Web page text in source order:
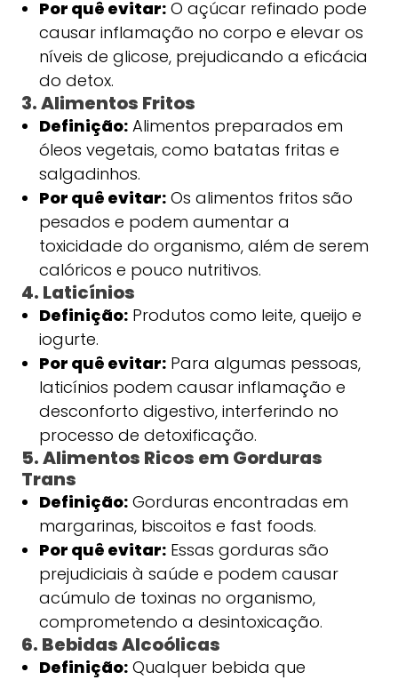
Por quê evitar:O açúcar refinado pode
causar inflamação no corpo e elevar os
níveis de glicose, prejudicando a eficácia
do detox.
3. Alimentos Fritos
Definição:Alimentos preparados em
óleos vegetais, como batatas fritas e
salgadinhos.
Por quê evitar:Os alimentos fritos são
pesados e podem aumentar a
toxicidade do organismo, além de serem
calóricos e pouco nutritivos.
4. Laticínios
Definição:Produtos como leite, queijo e
iogurte.
Por quê evitar:Para algumas pessoas,
laticínios podem causar inflamação e
desconforto digestivo, interferindo no
processo de detoxificação.
5. Alimentos Ricos em Gorduras
Trans
Definição:Gorduras encontradas em
margarinas, biscoitos e fast foods.
Por quê evitar:Essas gorduras são
prejudiciais à saúde e podem causar
acúmulo de toxinas no organismo,
comprometendo a desintoxicação.
6. Bebidas Alcoólicas
Definição:Qualquer bebida que